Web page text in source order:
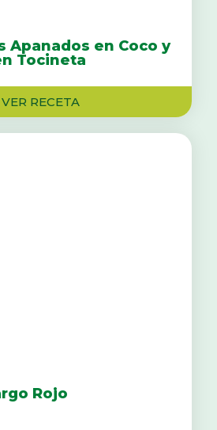
Apanados en Coco y
Tocineta
VER RECETA
Rojo